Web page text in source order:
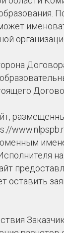
оставить